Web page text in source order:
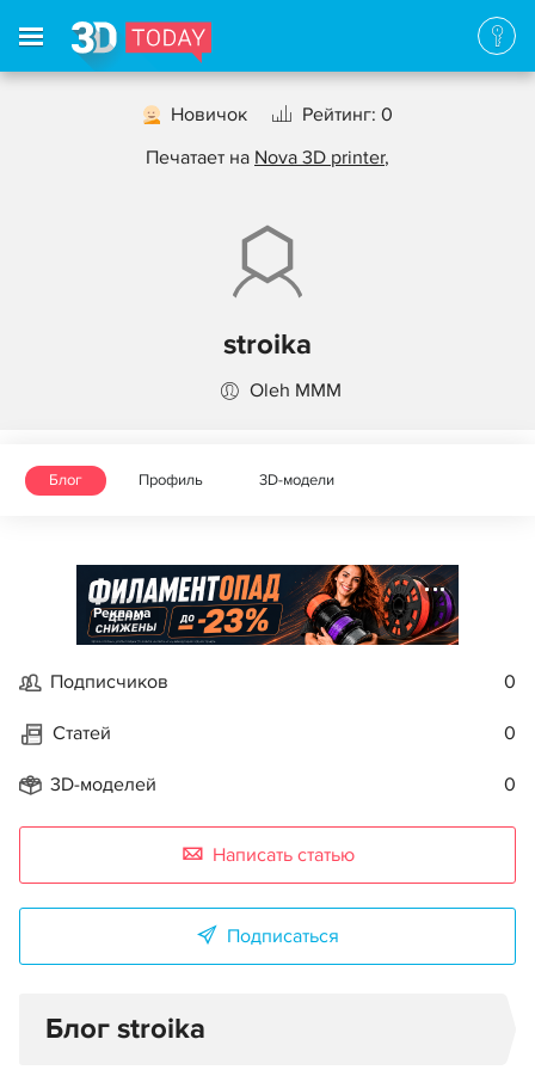
Новичок
Рейтинг: 0
Печатает на Nova 3D printer,
stroika
Oleh MMM
Блог Профиль 3D-модели
Реклама
Подписчиков 0
Статей 0
3D-моделей 0
Написать статью
Подписаться
Блог stroika